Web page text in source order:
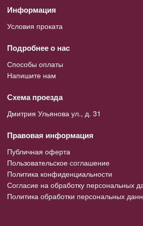
Информация
Условия проката
Подробнее о нас
Способы оплаты
Напишите нам
Схема проезда
Дмитрия Ульянова ул., д. 31
Правовая информация
Публичная оферта
Пользовательское соглашение
Политика конфиденциальности
Согласие на обработку персональных
Политика обработки персональных